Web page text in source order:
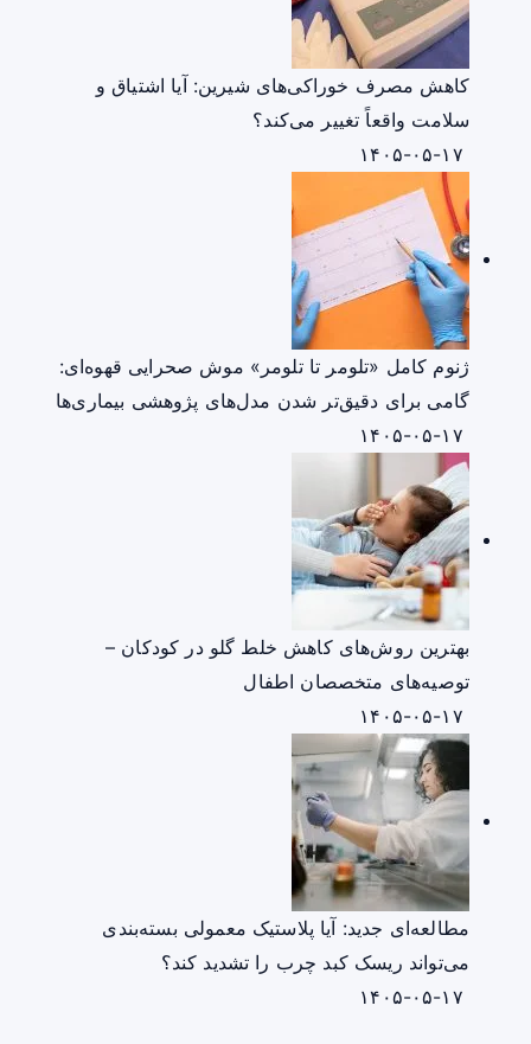
کاهش مصرف خوراکی‌های شیرین: آیا اشتیاق و
سلامت واقعاً تغییر می‌کند؟
ژنوم کامل «تلومر تا تلومر» موش صحرایی قهوه‌ای:
گامی برای دقیق‌تر شدن مدل‌های پژوهشی بیماری‌ها
بهترین روش‌های کاهش خلط گلو در کودکان –
توصیه‌های متخصصان اطفال
مطالعه‌ای جدید: آیا پلاستیک معمولی بسته‌بندی
می‌تواند ریسک کبد چرب را تشدید کند؟